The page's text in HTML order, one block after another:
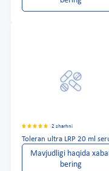
2 sharhni
Toleran ultra LRP 20 ml
Mavjudligi haqida
bering